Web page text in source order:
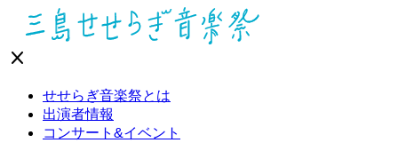
close
せせらぎ音楽祭とは
出演者情報
コンサート&イベント